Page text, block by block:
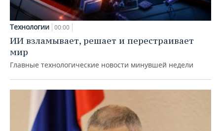
Технологии 00:00
ИИ взламывает, решает и перестраивает
мир
Главные технологические новости минувшей недели